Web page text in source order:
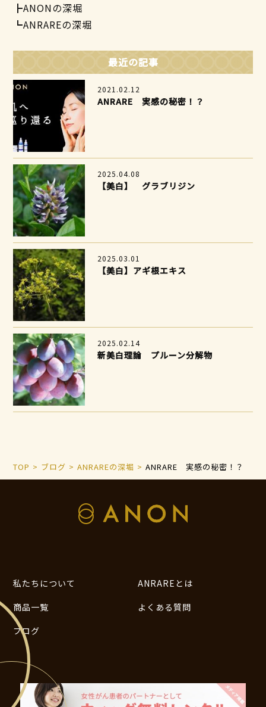
ANONの深堀
ANRAREの深堀
最近の記事
2021.02.12
ANRARE 実感の秘密！？
2025.04.08
【美白】 グラブリジン
2025.03.01
【美白】アギ根エキス
2025.02.14
新美白理論 プルーン分解物
TOP ブログ ANRAREの深堀 ANRARE 実感の秘密！？
私たちについて
ANRAREとは
商品一覧
よくある質問
ブログ